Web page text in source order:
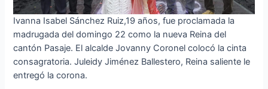
Ivanna Isabel Sánchez Ruiz,19 años, fue proclamada la
madrugada del domingo 22 como la nueva Reina del
cantón Pasaje. El alcalde Jovanny Coronel colocó la cinta
consagratoria. Juleidy Jiménez Ballestero, Reina saliente le
entregó la corona.